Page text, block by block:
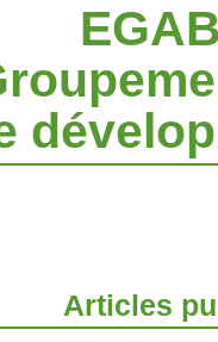
Articles